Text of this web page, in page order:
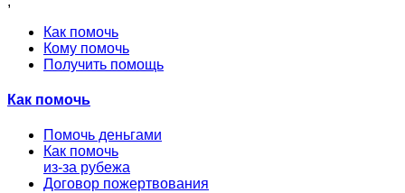
Как помочь
Кому помочь
Получить помощь
Как помочь
Помочь деньгами
Как помочь
из-за рубежа
Договор пожертвования